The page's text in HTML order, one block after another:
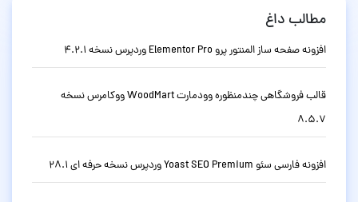
مطالب داغ
افزونه صفحه ساز المنتور پرو Elementor Pro وردپرس نسخه 4.2.1
قالب فروشگاهی چندمنظوره وودمارت WoodMart ووکامرس نسخه
8.5.7
افزونه فارسی سئو Yoast SEO Premium وردپرس نسخه حرفه ای 28.1